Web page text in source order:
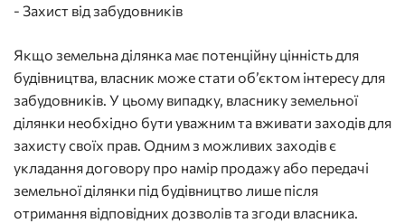
- Захист від забудовників
Якщо земельна ділянка має потенційну цінність для
будівництва, власник може стати об’єктом інтересу для
забудовників. У цьому випадку, власнику земельної
ділянки необхідно бути уважним та вживати заходів для
захисту своїх прав. Одним з можливих заходів є
укладання договору про намір продажу або передачі
земельної ділянки під будівництво лише після
отримання відповідних дозволів та згоди власника.